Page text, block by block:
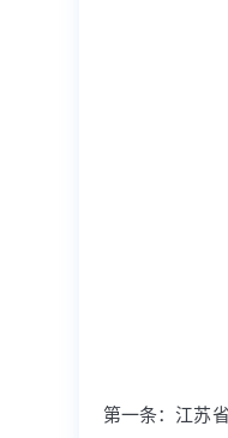
第一条：江苏